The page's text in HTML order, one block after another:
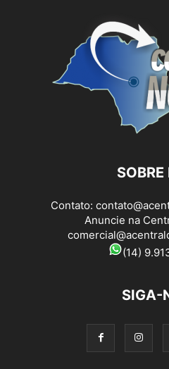
SOBRE
Contato:
Anuncie na
(14)
SIGA-